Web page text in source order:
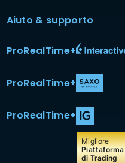
Aiuto & supporto
ProRealTime+
ProRealTime+
ProRealTime+
Migliore
Piattaforma
di Trading